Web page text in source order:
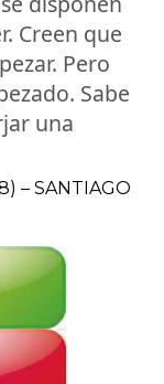
Creen que
Pero
Sabe
una
– SANTIAGO